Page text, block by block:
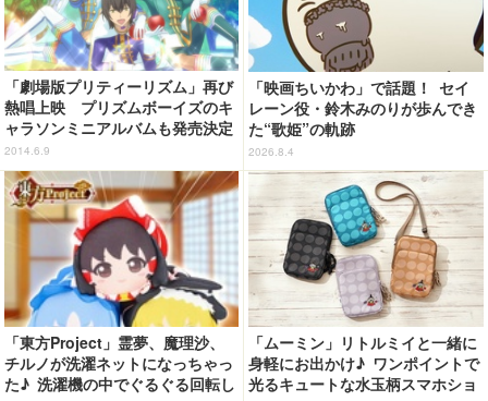
「劇場版プリティーリズム」再び
熱唱上映 プリズムボーイズのキ
ャラソンミニアルバムも発売決定
2014.6.9
「映画ちいかわ」で話題！ セイ
レーン役・鈴木みのりが歩んでき
た“歌姫”の軌跡
2026.8.4
「東方Project」霊夢、魔理沙、
チルノが洗濯ネットになっちゃっ
た♪ 洗濯機の中でぐるぐる回転し
「ムーミン」リトルミイと一緒に
身軽にお出かけ♪ ワンポイントで
光るキュートな水玉柄スマホショ